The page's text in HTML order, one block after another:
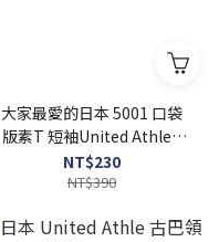
大家最愛的日本 5001 口袋
版素T 短袖United Athle -
UA5006
NT$230
NT$390